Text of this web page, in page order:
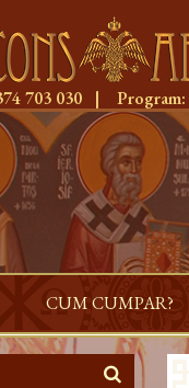
703 030 | Program:
CUM CUMPAR?